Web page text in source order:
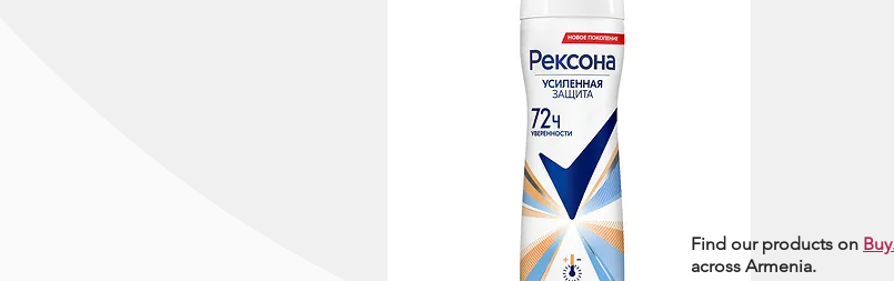
Find our products on
across Armenia.